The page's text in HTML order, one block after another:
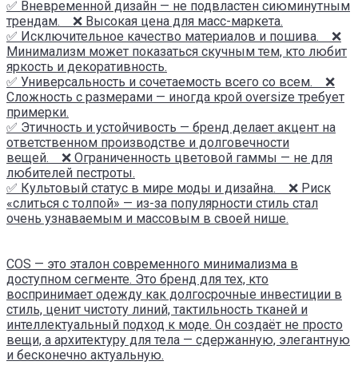
✅ Вневременной дизайн — не подвластен сиюминутным
трендам. ❌ Высокая цена для масс-маркета.
✅ Исключительное качество материалов и пошива. ❌
Минимализм может показаться скучным тем, кто любит
яркость и декоративность.
✅ Универсальность и сочетаемость всего со всем. ❌
Сложность с размерами — иногда крой oversize требует
примерки.
✅ Этичность и устойчивость — бренд делает акцент на
ответственном производстве и долговечности
вещей. ❌ Ограниченность цветовой гаммы — не для
любителей пестроты.
✅ Культовый статус в мире моды и дизайна. ❌ Риск
«слиться с толпой» — из-за популярности стиль стал
очень узнаваемым и массовым в своей нише.
COS — это эталон современного минимализма в
доступном сегменте. Это бренд для тех, кто
воспринимает одежду как долгосрочные инвестиции в
стиль, ценит чистоту линий, тактильность тканей и
интеллектуальный подход к моде. Он создаёт не просто
вещи, а архитектуру для тела — сдержанную, элегантную
и бесконечно актуальную.